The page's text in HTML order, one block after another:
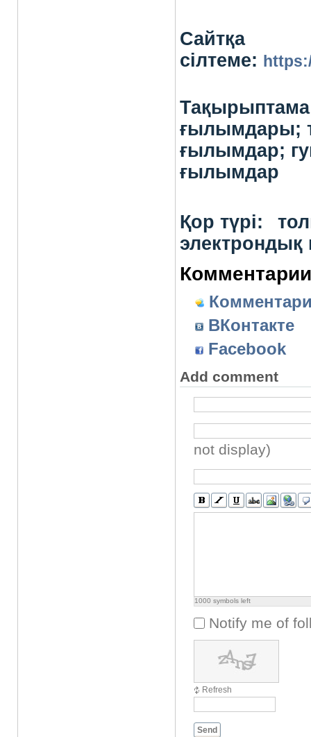
Сайтқа
сілтеме:
ғылымдары;
ғылымдар;
ғылымдар
Қор түрі:
электрондық
ВКонтакте
Facebook
Add comment
not display)
1000 symbols left
Notify me of
Refresh
Send